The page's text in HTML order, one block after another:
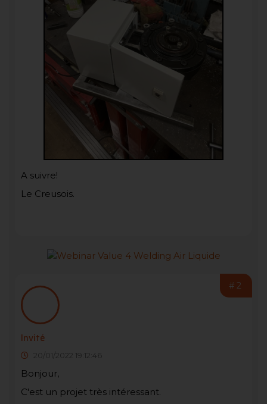
A suivre!
Le Creusois.
#2
Invité
20/01/2022 19:12:46
Bonjour,
C'est un projet très intéressant.